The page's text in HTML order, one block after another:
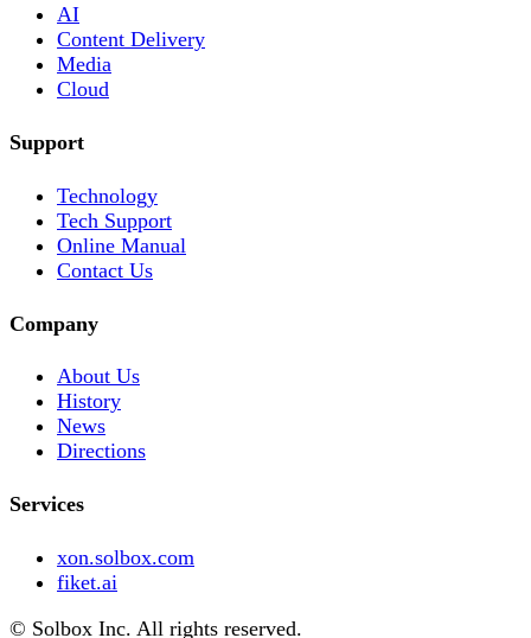
AI
Content Delivery
Media
Cloud
Support
Technology
Tech Support
Online Manual
Contact Us
Company
About Us
History
News
Directions
Services
xon.solbox.com
fiket.ai
© Solbox Inc. All rights reserved.